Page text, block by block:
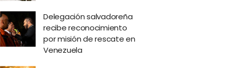
Delegación salvadoreña
recibe reconocimiento
por misión de rescate en
Venezuela